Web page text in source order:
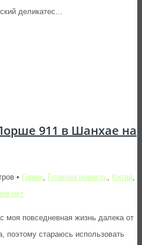
деликатес...
911 в Шанхае на
• Гараж Главная новость Китай
нет
моя повседневная жизнь далека от
поэтому стараюсь использовать